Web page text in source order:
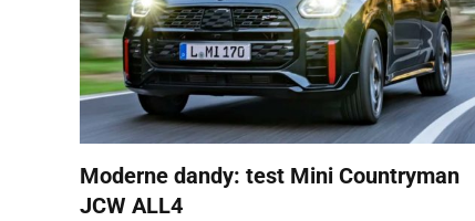
Moderne dandy: test Mini Countryman
JCW ALL4